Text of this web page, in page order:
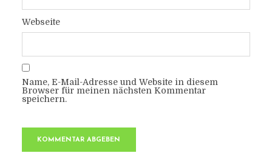
Webseite
Name, E-Mail-Adresse und Website in diesem
Browser für meinen nächsten Kommentar
speichern.